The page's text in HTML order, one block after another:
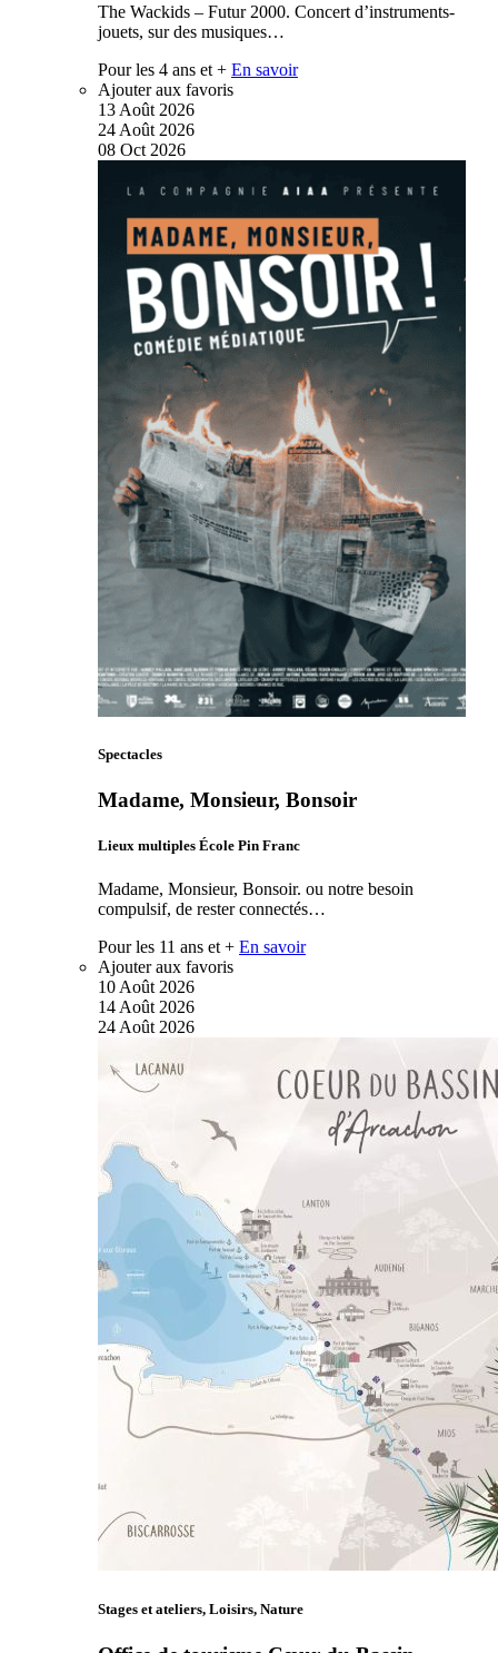
The Wackids – Futur 2000. Concert d’instruments-
jouets, sur des musiques…
Pour les 4 ans et + En savoir
Ajouter aux favoris
13 Août 2026
24 Août 2026
08 Oct 2026
Spectacles
Madame, Monsieur, Bonsoir
Lieux multiples École Pin Franc
Madame, Monsieur, Bonsoir. ou notre besoin
compulsif, de rester connectés…
Pour les 11 ans et + En savoir
Ajouter aux favoris
10 Août 2026
14 Août 2026
24 Août 2026
Stages et ateliers, Loisirs, Nature